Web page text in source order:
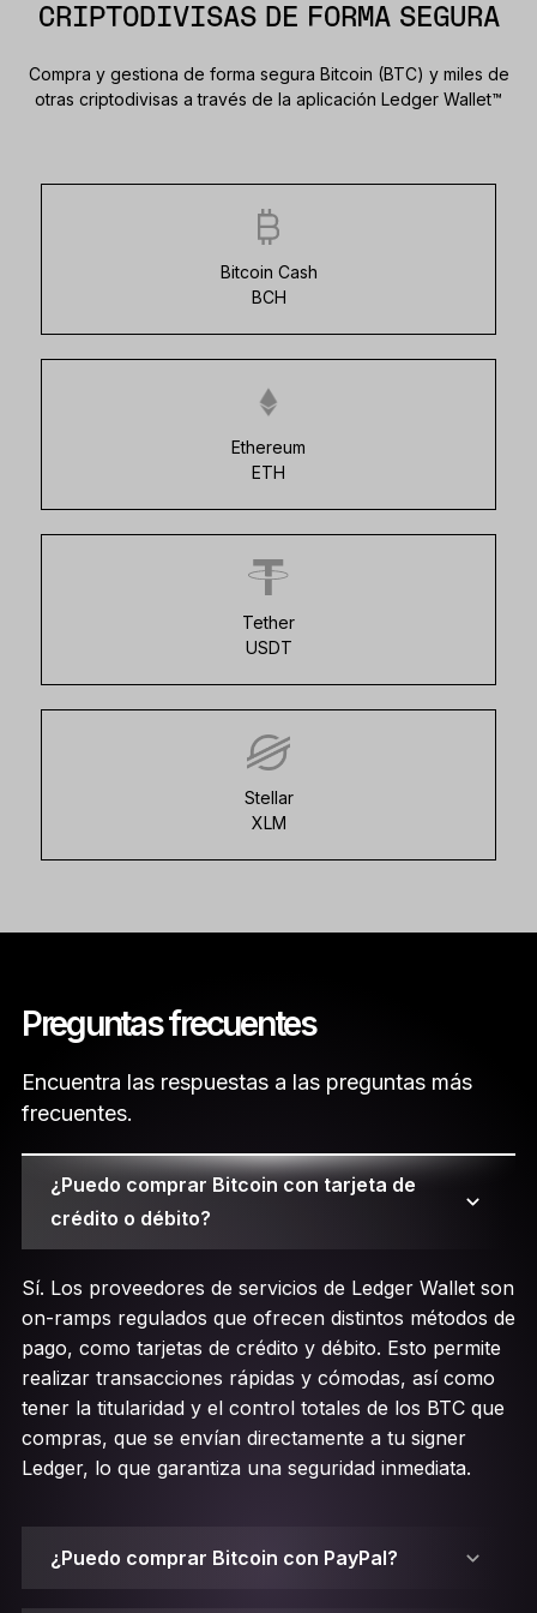
CRIPTODIVISAS DE FORMA SEGURA
Compra y gestiona de forma segura Bitcoin (BTC) y miles de
otras criptodivisas a través de la aplicación Ledger Wallet™
Bitcoin Cash
BCH
Ethereum
ETH
Tether
USDT
Stellar
XLM
Preguntas frecuentes
Encuentra las respuestas a las preguntas más
frecuentes.
¿Puedo comprar Bitcoin con tarjeta de
crédito o débito?
Sí. Los proveedores de servicios de Ledger Wallet son
on-ramps regulados que ofrecen distintos métodos de
pago, como tarjetas de crédito y débito. Esto permite
realizar transacciones rápidas y cómodas, así como
tener la titularidad y el control totales de los BTC que
compras, que se envían directamente a tu signer
Ledger, lo que garantiza una seguridad inmediata.
¿Puedo comprar Bitcoin con PayPal?
Sí, algunos de los proveedores de servicios de Ledger